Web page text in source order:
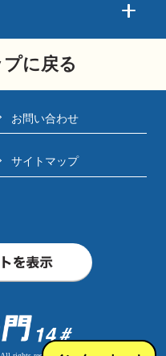
に戻る
お問い合わせ
サイトマップ